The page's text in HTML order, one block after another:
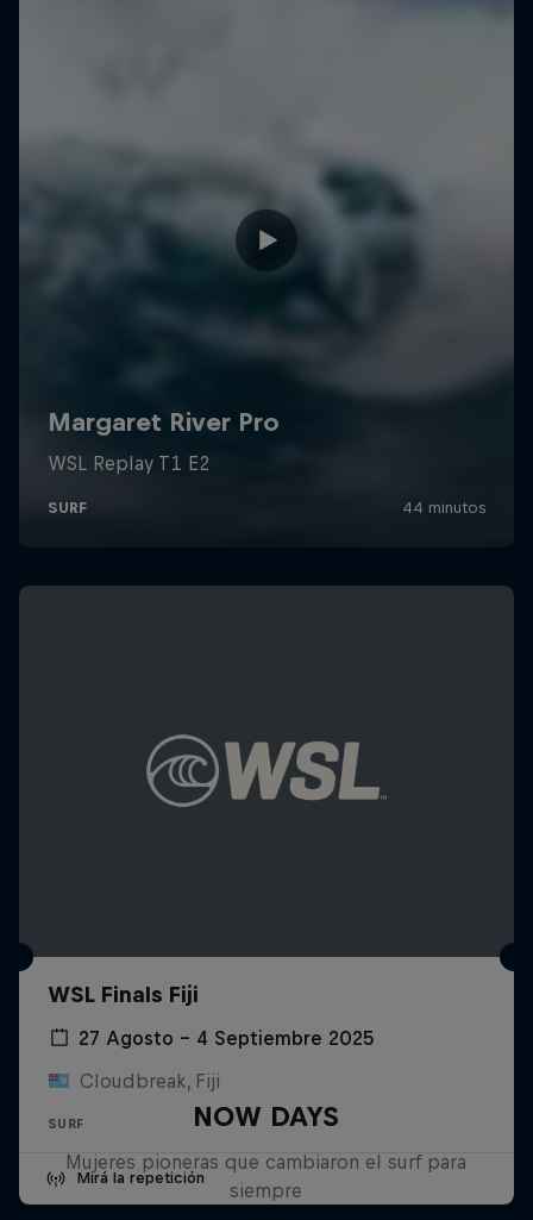
WSL Finals Fiji
27 Agosto – 4 Septiembre 2025
Cloudbreak, Fiji
SURF
Mirá la repetición
NOW DAYS
Mujeres pioneras que cambiaron el surf para
siempre